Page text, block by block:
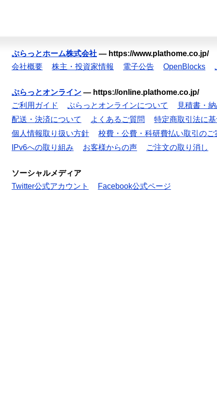
ぷらっとホーム株式会社 — https://www.plathome.co.jp/
会社概要
株主・投資家情報 電子公告 OpenBlocks
ぷらっとオンライン — https://online.plathome.co.jp/
ご利用ガイド
ぷらっとオンラインについて
見積書・
配送・決済について
よくあるご質問
特定商取引法に
個人情報取り扱い方針
校費・公費・科研費払い取引のご
IPv6への取り組み
お客様からの声 ご注文の取り消し
ソーシャルメディア
Twitter公式アカウント
Facebook公式ページ